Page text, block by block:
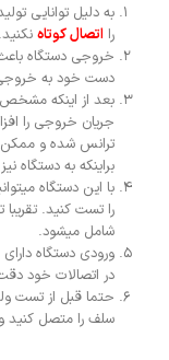
به دلیل توانایی
را اتصال کوتاهنکنید.
خروجی دستگاه
دست خود به
بعد از اینکه
جریان خروجی را
ترانس شده و ممکن
براینکه به دستگاه
را تست کنید.
شامل میشود.
ورودی دستگاه
در اتصالات خود
حتما قبل از تست
سلف را متصل کنید و